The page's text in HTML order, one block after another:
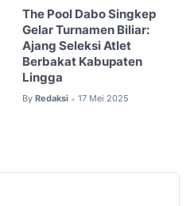
The Pool Dabo Singkep
Gelar Turnamen Biliar:
Ajang Seleksi Atlet
Berbakat Kabupaten
Lingga
By Redaksi • 17 Mei 2025